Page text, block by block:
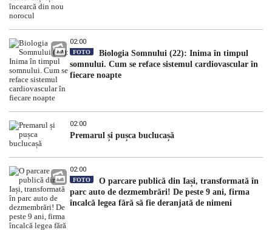
02:00
FOTO
Biologia Somnului (22): Inima în timpul
somnului. Cum se reface sistemul cardiovascular în
fiecare noapte
02:00
Premarul și pușca buclucașă
02:00
FOTO
O parcare publică din Iași, transformată în
parc auto de dezmembrări! De peste 9 ani, firma
încalcă legea fără să fie deranjată de nimeni